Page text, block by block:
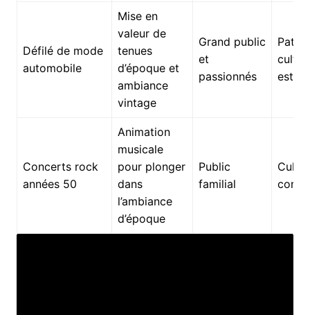
Défilé de mode
automobile
Mise en
valeur de
tenues
d’époque et
ambiance
vintage
Grand public
et
passionnés
Concerts rock
années 50
Animation
musicale
pour plonger
dans
l’ambiance
d’époque
Public
familial